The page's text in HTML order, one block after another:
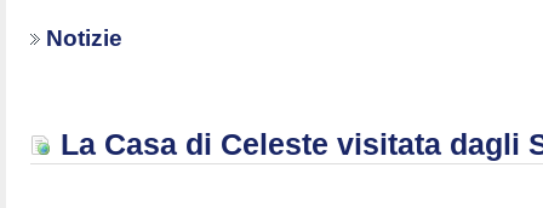
Notizie
La Casa di Celeste visitata dagli